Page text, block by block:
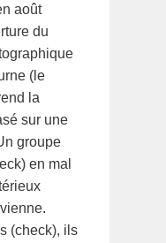
août
du
(le
la
sur une
groupe
en mal
(check), ils